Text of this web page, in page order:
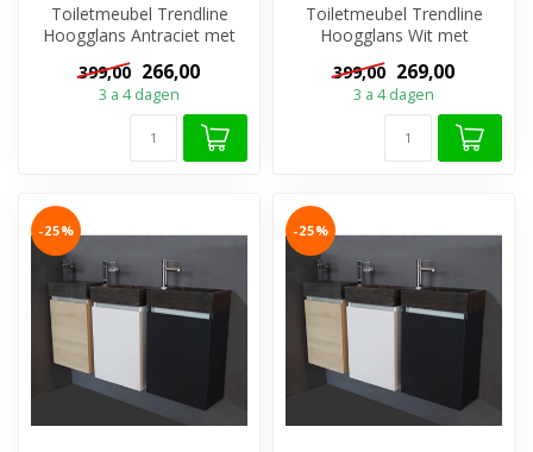
Toiletmeubel Trendline
Hoogglans Antraciet met
toiletfontein. Dez...
399,00 266,00
3 a 4 dagen
Toiletmeubel Trendline
Hoogglans Wit met
Deze prachtig...
399,00 269,00
3 a 4 dagen
-25% -25%